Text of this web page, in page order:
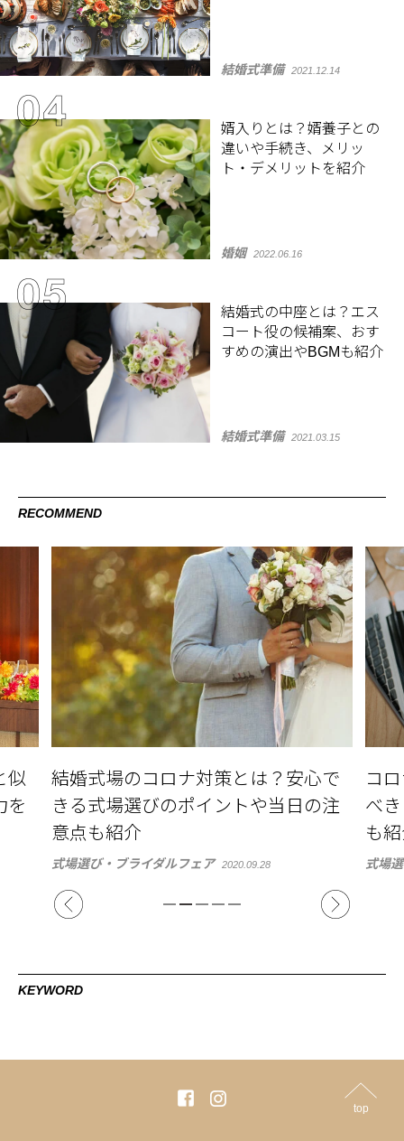
結婚式準備 2021.12.14
婿入りとは？婿養子との
違いや手続き、メリッ
ト・デメリットを紹介
婚姻 2022.06.16
結婚式の中座とは？エス
コート役の候補案、おす
すめの演出やBGMも紹介
結婚式準備 2021.03.15
RECOMMEND
で
注
コロナで結婚式を延期する時にやる
べきこと一覧。ゲストへの連絡方法
も紹介
式場選び・ブライダルフェア 2020.09.28
結
は
結婚
KEYWORD
top